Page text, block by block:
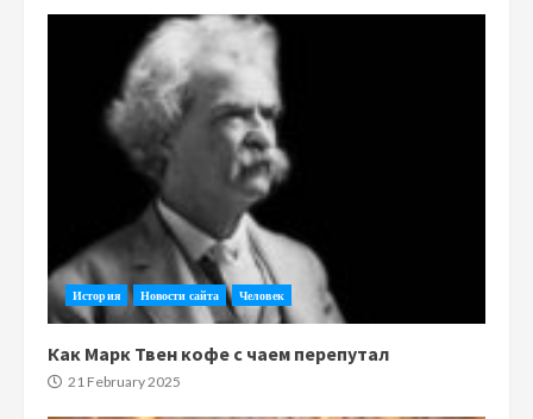
История Новости сайта Человек
Как Марк Твен кофе с чаем перепутал
21 February 2025